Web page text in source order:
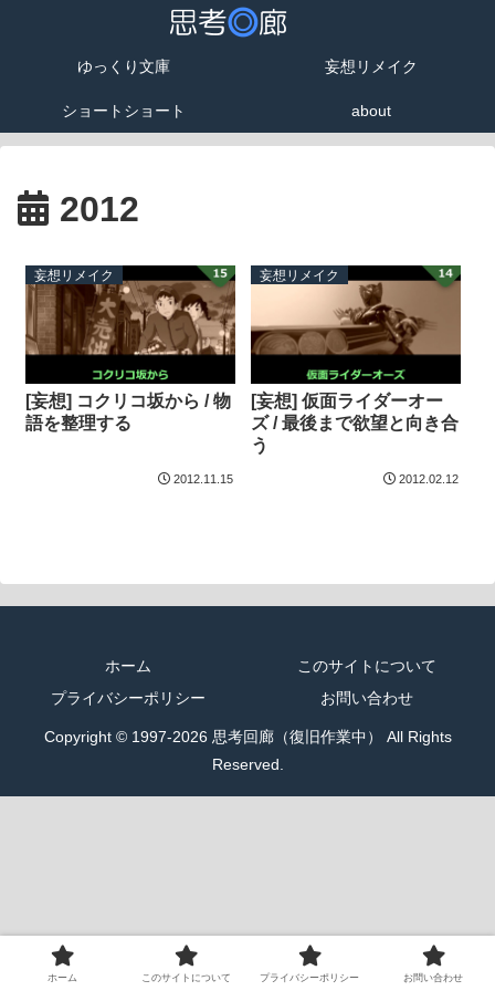
ゆっくり文庫 妄想リメイク
ショートショート about
2012
妄想リメイク
[妄想] コクリコ坂から / 物
語を整理する
2012.11.15
妄想リメイク
[妄想] 仮面ライダーオー
ズ / 最後まで欲望と向き合
う
2012.02.12
ホーム
このサイトについて
プライバシーポリシー
お問い合わせ
Copyright © 1997-2026 思考回廊（復旧作業中） All Rights
Reserved.
ホーム このサイトについて プライバシーポリシー お問い合わせ